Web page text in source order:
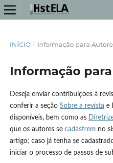
INÍCIO / Informação para
Informação
Deseja enviar contribuições à
conferir a seção Sobre a revista e
disponíveis, bem como as
que os autores se cadastrem no
artigo; caso já tenha se
iniciar o processo de passos de